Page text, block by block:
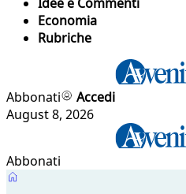
Economia
Rubriche
Abbonati
Accedi
August 8, 2026
Abbonati